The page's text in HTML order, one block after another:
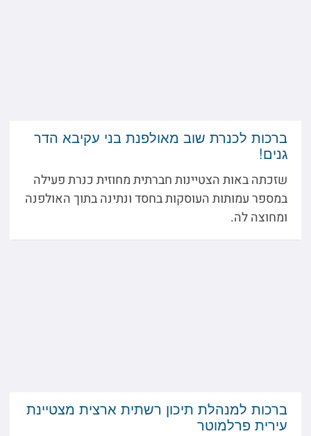
ברכות לכנרת שוב מאולפנת בני עקיבא הדר
גנים!
שזכתה באות הצטיינות חברתית מחוזית כנרת פעילה
במספר עמותות העוסקות בחסד ונתינה בתוך האולפנה
ומחוצה לה.
ברכות למנהלת תיכון רשתית ארצית מצטיינת
עירית פרלמוטר